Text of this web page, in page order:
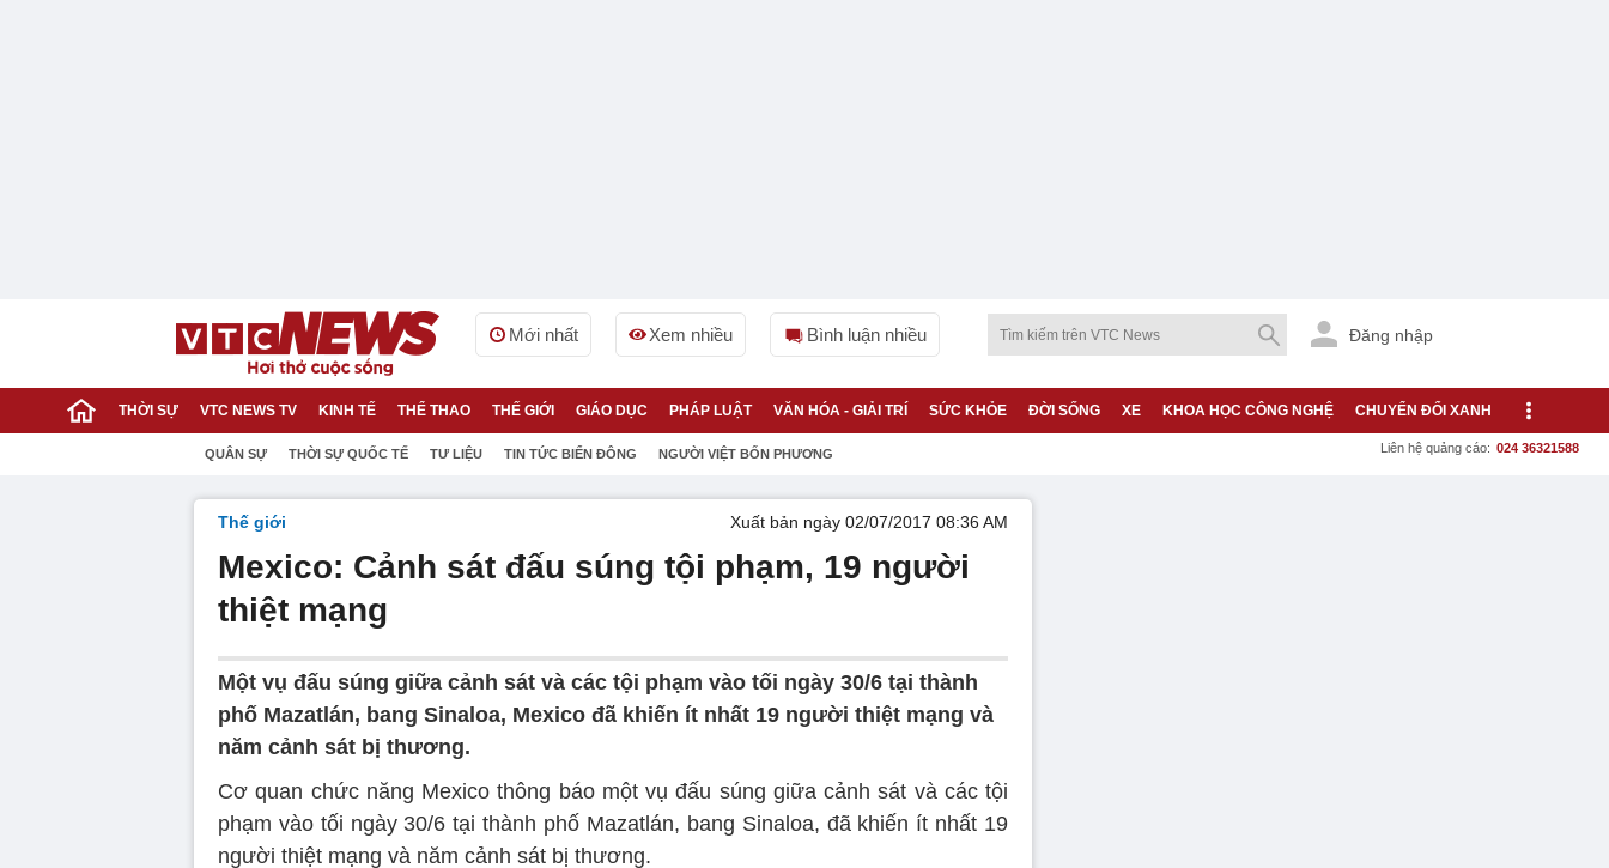
Mới nhất Xem nhiều Bình luận nhiều Đăng nhập
THỜI SỰ VTC NEWS TV KINH TẾ THỂ THAO THẾ GIỚI GIÁO DỤC PHÁP LUẬT VĂN HÓA - GIẢI TRÍ SỨC KHỎE ĐỜI SỐNG XE KHOA HỌC CÔNG NGHỆ CHUYỂN ĐỔI XANH
QUÂN SỰ THỜI SỰ QUỐC TẾ TƯ LIỆU TIN TỨC BIỂN ĐÔNG NGƯỜI VIỆT BỐN PHƯƠNG Liên hệ quảng cáo: 024 36321588
Thế giới Xuất bản ngày 02/07/2017 08:36 AM
Mexico: Cảnh sát đấu súng tội phạm, 19 người
thiệt mạng
Một vụ đấu súng giữa cảnh sát và các tội phạm vào tối ngày 30/6 tại thành
phố Mazatlán, bang Sinaloa, Mexico đã khiến ít nhất 19 người thiệt mạng và
năm cảnh sát bị thương.
Cơ quan chức năng Mexico thông báo một vụ đấu súng giữa cảnh sát và các tội
phạm vào tối ngày 30/6 tại thành phố Mazatlán, bang Sinaloa, đã khiến ít nhất 19
người thiệt mạng và năm cảnh sát bị thương.